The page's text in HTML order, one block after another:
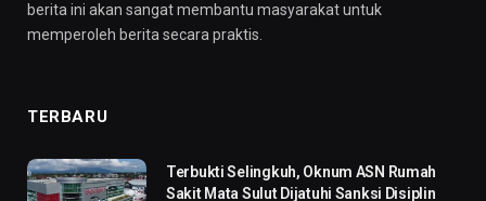
berita ini akan sangat membantu masyarakat untuk
memperoleh berita secara praktis.
TERBARU
Terbukti Selingkuh, Oknum ASN Rumah
Sakit Mata Sulut Dijatuhi Sanksi Disiplin